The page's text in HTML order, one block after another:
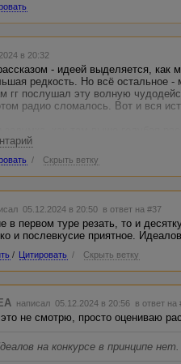
в 20:32
- идеей выделяется, как
редкость. Но всё остальное
гг послушал эту волную
радио сломалось. Вот и вся
стиль. Это просто что
же - это прям респект и
Ничего экстраординарного по
не зацепило. Без плюса
/ Скрыть ветку
05.12.2024 в 20:50 в ответ на #37
в первом туре резать, то и
и послевкусие приятное.
/ Цитировать / Скрыть ветку
написал 05.12.2024 в 20:56 в ответ на
не смотрю, просто оцениваю
на конкурсе в принципе нет.